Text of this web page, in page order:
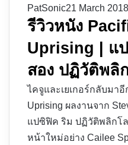
PatSonic21 March 2018
รีวิวหนัง
Uprising | แ
สอง ปฏิวัติพลิ
ไคจูและเยเกอร์กลับมา
Uprising ผลงานจาก
แปซิฟิค ริม ปฏิวัติพลิกโล
หน้าใหม่อย่าง Cailee